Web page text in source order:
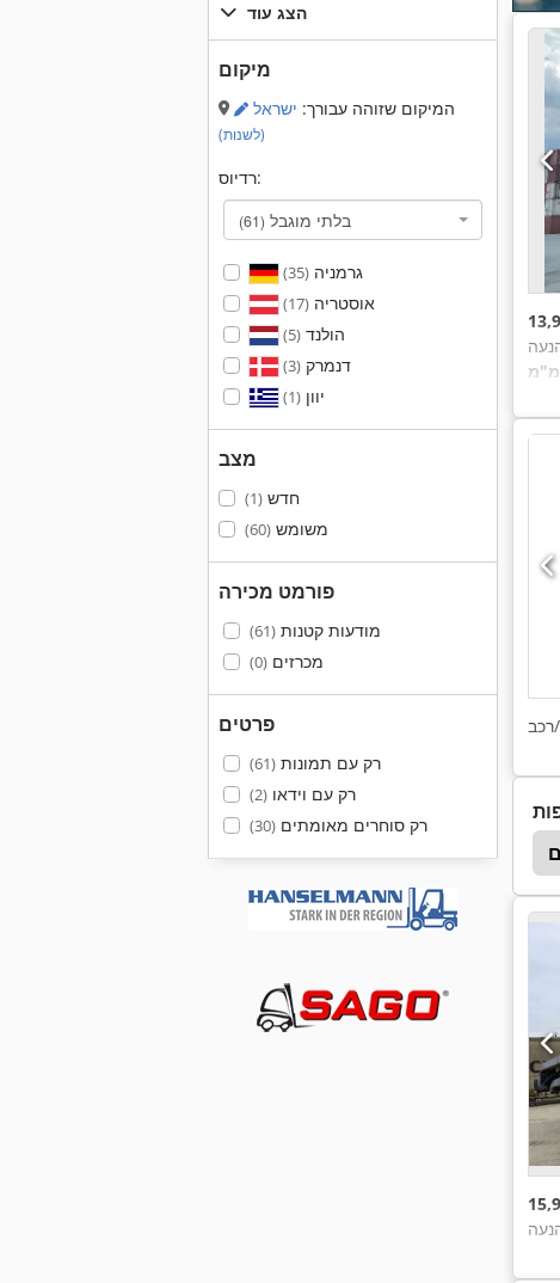
הצג עוד
מיקום
המיקום שזוהה עבורך: ישראל
(לשנות)
רדיוס:
בלתי מוגבל (61)
גרמניה(35)
אוסטריה(17)
הולנד(5)
דנמרק(3)
יוון(1)
מצב
חדש(1)
משומש(60)
פורמט מכירה
מודעות קטנות(61)
מכרזים(0)
פרטים
רק עם תמונות(61)
רק עם וידאו(2)
רק סוחרים מאומתים(30)
מערם ת'ורן Hyster 175